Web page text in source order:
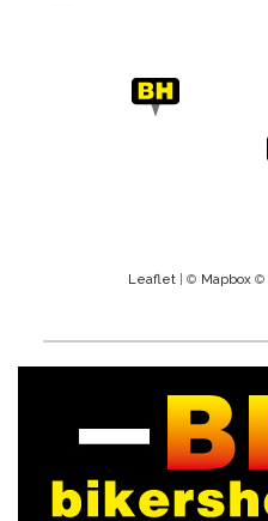
Leaflet | © Mapbox ©